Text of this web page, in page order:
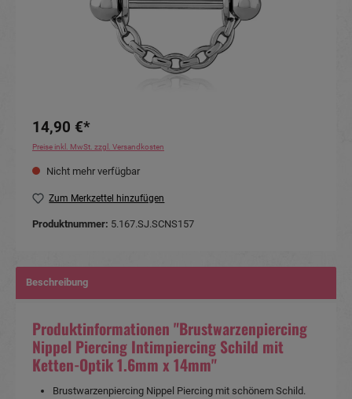
14,90 €*
Preise inkl. MwSt. zzgl. Versandkosten
Nicht mehr verfügbar
Zum Merkzettel hinzufügen
Produktnummer: 5.167.SJ.SCNS157
Beschreibung
Produktinformationen "Brustwarzenpiercing
Nippel Piercing Intimpiercing Schild mit
Ketten-Optik 1.6mm x 14mm"
Brustwarzenpiercing Nippel Piercing mit schönem Schild.